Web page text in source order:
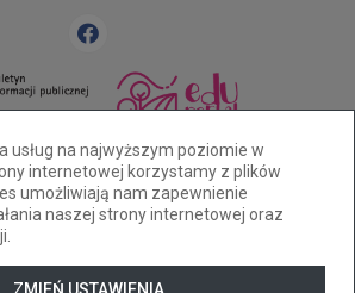
usług na najwyższym poziomie w
internetowej korzystamy z plików
umożliwiają nam zapewnienie
naszej strony internetowej oraz
83
pm25@cuw.bielsko-biala.pl
Bielsko-Biała ul. Widok 28
Deklaracja dostępności
wysokiego kontrastu